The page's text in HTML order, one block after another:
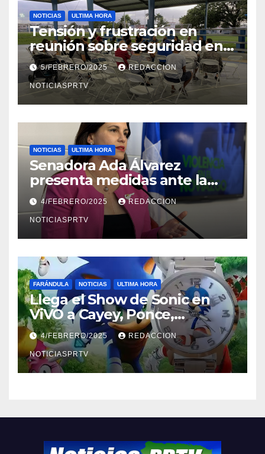
NOTICIAS ULTIMA HORA
Tensión y frustración en
reunión sobre seguridad en
Reparto Metropolitano
5/FEBRERO/2025 REDACCION
NOTICIASPRTV
NOTICIAS ULTIMA HORA
Senadora Ada Álvarez
presenta medidas ante la
violencia en el noviazgo
4/FEBRERO/2025 REDACCION
NOTICIASPRTV
FARÁNDULA NOTICIAS ULTIMA HORA
Llega el Show de Sonic en
ViVO a Cayey, Ponce,
Barceloneta y Humacao,
Relojes gratis para el que
compre ahora….
4/FEBRERO/2025 REDACCION
NOTICIASPRTV